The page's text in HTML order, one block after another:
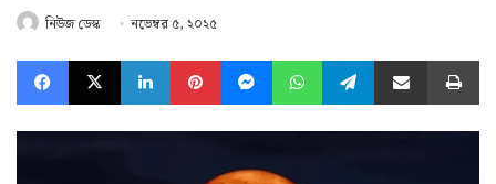
নিউজ ডেস্ক নভেম্বর ৫, ২০২৫
Facebook
X LinkedInPinterestMessengerWhatsAppTelegramShare via Email